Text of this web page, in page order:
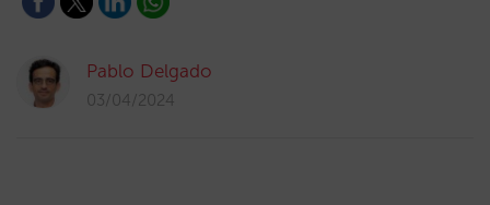
Pablo Delgado
03/04/2024